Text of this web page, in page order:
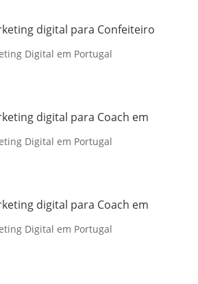
digital para Confeiteiro
Digital em Portugal
digital para Coach em
Digital em Portugal
digital para Coach em
Digital em Portugal